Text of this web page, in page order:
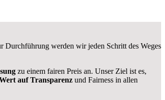
Durchführung werden wir jeden Schritt des Weges
zu einem fairen Preis an. Unser Ziel ist es,
auf Transparenz und Fairness in allen